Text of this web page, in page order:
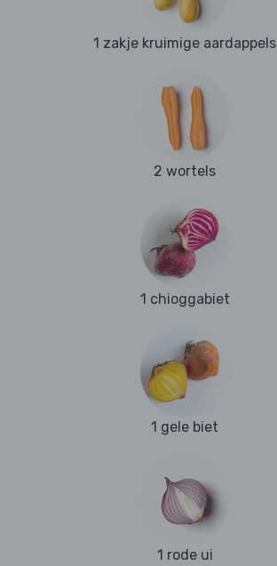
1 zakje kruimige aardappels
2 wortels
1 chioggabiet
1 gele biet
1 rode ui